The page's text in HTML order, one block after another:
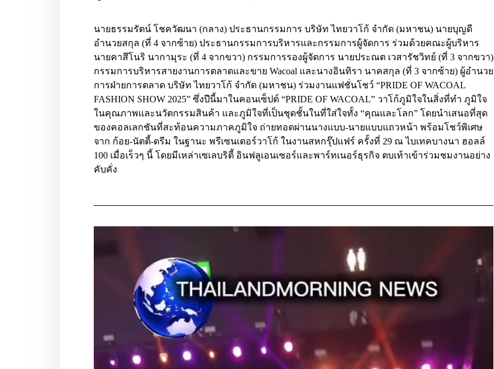
นายธรรมรัตน์ โชควัฒนา (กลาง) ประธานกรรมการ บริษัท ไทยวาโก้ จำกัด (มหาชน) นายบุญดี
อำนวยสกุล (ที่ 4 จากซ้าย) ประธานกรรมการบริหารและกรรมการผู้จัดการ ร่วมด้วยคณะผู้บริหาร
นายคาสึโนริ นากามุระ (ที่ 4 จากขวา) กรรมการรองผู้จัดการ นายประณต เวสารัชวิทย์ (ที่ 3 จากขวา)
กรรมการบริหารสายงานการตลาดและขาย Wacoal และนางอินทิรา นาคสกุล (ที่ 3 จากซ้าย) ผู้อำนวย
การฝ่ายการตลาด บริษัท ไทยวาโก้ จำกัด (มหาชน) ร่วมงานแฟชั่นโชว์ “PRIDE OF WACOAL
FASHION SHOW 2025” ซึ่งปีนี้มาในคอนเซ็ปต์ “PRIDE OF WACOAL” วาโก้ภูมิใจในสิ่งที่ทำ ภูมิใจ
ในคุณภาพและนวัตกรรมสินค้า และภูมิใจที่เป็นชุดชั้นในที่ใส่ใจทั้ง “คุณและโลก” โดยนำเสนอที่สุด
ของคอลเลกชันที่สะท้อนความภาคภูมิใจ ถ่ายทอดผ่านนางแบบ-นายแบบแถวหน้า พร้อมโชว์พิเศษ
จาก ก้อย-นัตตี้-ดรีม ในฐานะ พรีเซนเตอร์วาโก้ ในงานสหกรุ๊ปแฟร์ ครั้งที่ 29 ณ ไบเทคบางนา ฮอลล์
100 เมื่อเร็วๆ นี้ โดยมีเหล่าเซเลบริตี้ อินฟลูเอนเซอร์และพาร์ทเนอร์ธุรกิจ ตบเท้าเข้าร่วมชมงานอย่าง
คับคั่ง